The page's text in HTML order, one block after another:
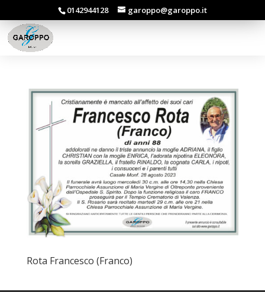
0142944128 garoppo@garoppo.it
Rota Francesco (Franco)